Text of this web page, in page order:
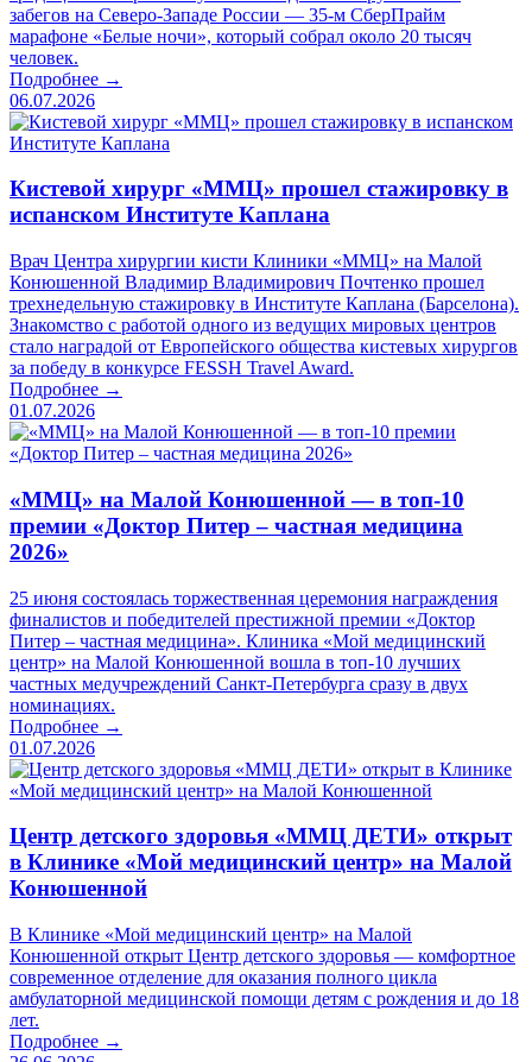
забегов на Северо-Западе России — 35-м СберПрайм
марафоне «Белые ночи», который собрал около 20 тысяч
человек.
Подробнее →
06.07.2026
Кистевой хирург «ММЦ» прошел стажировку в
испанском Институте Каплана
Врач Центра хирургии кисти Клиники «ММЦ» на Малой
Конюшенной Владимир Владимирович Почтенко прошел
трехнедельную стажировку в Институте Каплана (Барселона).
Знакомство с работой одного из ведущих мировых центров
стало наградой от Европейского общества кистевых хирургов
за победу в конкурсе FESSH Travel Award.
Подробнее →
01.07.2026
«ММЦ» на Малой Конюшенной — в топ-10
премии «Доктор Питер – частная медицина
2026»
25 июня состоялась торжественная церемония награждения
финалистов и победителей престижной премии «Доктор
Питер – частная медицина». Клиника «Мой медицинский
центр» на Малой Конюшенной вошла в топ-10 лучших
частных медучреждений Санкт-Петербурга сразу в двух
номинациях.
Подробнее →
01.07.2026
Центр детского здоровья «ММЦ ДЕТИ» открыт
в Клинике «Мой медицинский центр» на Малой
Конюшенной
В Клинике «Мой медицинский центр» на Малой
Конюшенной открыт Центр детского здоровья — комфортное
современное отделение для оказания полного цикла
амбулаторной медицинской помощи детям с рождения и до 18
лет.
Подробнее →